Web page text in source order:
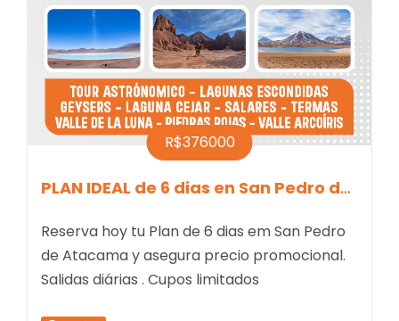
(salida de San Pedro de Atacama)
R$376000
PLAN IDEAL de 6 dias en San Pedro de
Reserva hoy tu Plan de 6 dias em San Pedro
de Atacama y asegura precio promocional.
Salidas diárias . Cupos limitados